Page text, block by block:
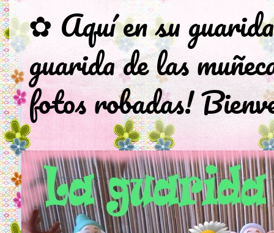
✿ Aquí en su
guarida de las
fotos robadas!